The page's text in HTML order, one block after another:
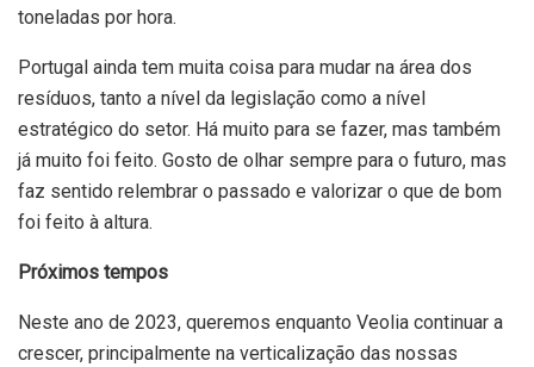
toneladas por hora.
Portugal ainda tem muita coisa para mudar na área dos
resíduos, tanto a nível da legislação como a nível
estratégico do setor. Há muito para se fazer, mas também
já muito foi feito. Gosto de olhar sempre para o futuro, mas
faz sentido relembrar o passado e valorizar o que de bom
foi feito à altura.
Próximos tempos
Neste ano de 2023, queremos enquanto Veolia continuar a
crescer, principalmente na verticalização das nossas